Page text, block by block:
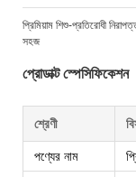
প্রিমিয়াম শিশু-প্রতিরোধী
সহজ
প্রোডাক্ট স্পেসিফিকেশন
শ্রেণী
পণ্যের নাম